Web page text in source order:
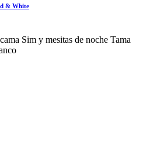
& White
Sim y mesitas de noche Tama